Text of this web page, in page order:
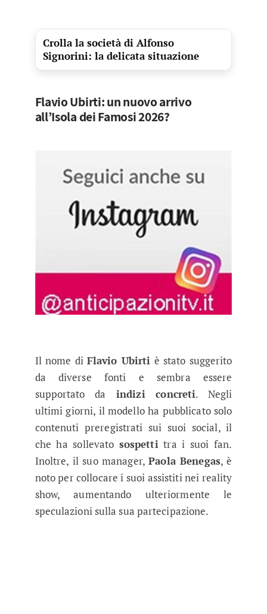
Crolla la società di Alfonso
Signorini: la delicata situazione
Flavio Ubirti: un nuovo arrivo
all’Isola dei Famosi 2026?
Il nome di Flavio Ubirti è stato suggerito
da diverse fonti e sembra essere
supportato da indizi concreti. Negli
ultimi giorni, il modello ha pubblicato solo
contenuti preregistrati sui suoi social, il
che ha sollevato sospettitra i suoi fan.
Inoltre, il suo manager,Paola Benegas, è
noto per collocare i suoi assistiti nei reality
show, aumentando ulteriormente le
speculazioni sulla sua partecipazione.